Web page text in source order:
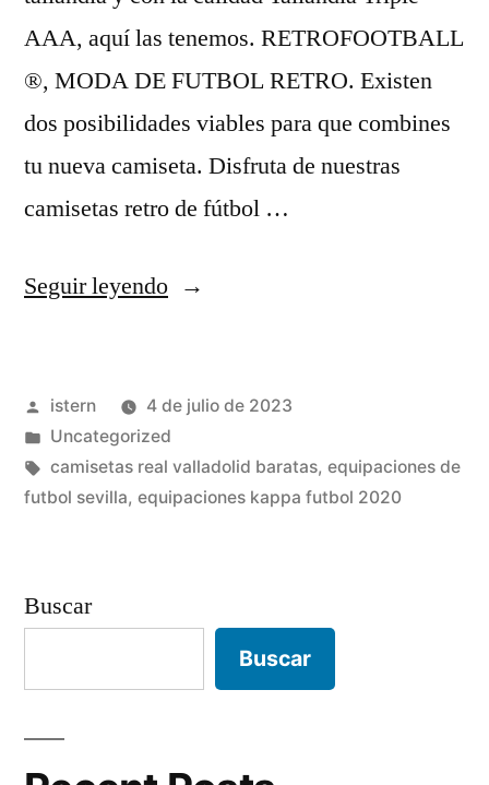
AAA, aquí las tenemos. RETROFOOTBALL
®, MODA DE FUTBOL RETRO. Existen
dos posibilidades viables para que combines
tu nueva camiseta. Disfruta de nuestras
camisetas retro de fútbol …
Seguir leyendo«camiseta
Publicado
por
istern
4 de julio de 2023
Publicado
en
Uncategorized
Etiquetas:
camisetas real valladolid baratas, equipaciones de
futbol sevilla, equipaciones kappa futbol 2020
Buscar
Buscar